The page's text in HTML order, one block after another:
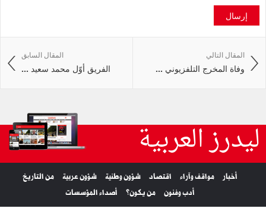
إرسال
المقال السابق
الفريق أوّل محمد سعيد ...
المقال التالي
وفاة المخرج التلفزيوني ...
ليدرز العربية
أخبار مواقف وآراء اقتصاد شؤون وطنية شؤون عربية
من التاريخ
أدب وفنون
من يكون؟ أصداء المؤسسات